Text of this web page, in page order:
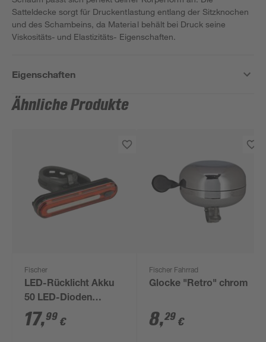
Satteldecke sorgt für Druckentlastung entlang der Sitzknochen
und des Schambeins, da Material behält bei Druck seine
Viskositäts- und Elastizitäts- Eigenschaften.
Eigenschaften
Ähnliche Produkte
Fischer
LED-Rücklicht Akku
50 LED-Dioden
Universalhalter
17,99 €
Fischer Fahrrad
Glocke "Retro" chrom
8,29 €